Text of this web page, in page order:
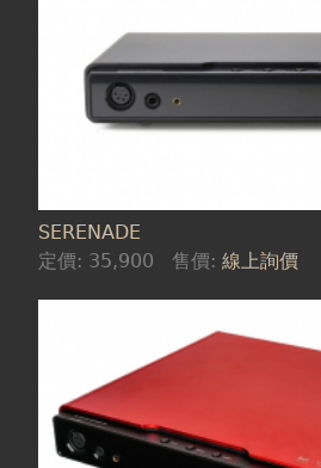
SERENADE
定價: 35,900 售價:線上詢價